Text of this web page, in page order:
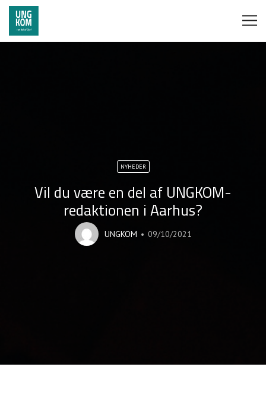
NYHEDER
Vil du være en del af UNGKOM-
redaktionen i Aarhus?
UNGKOM 09/10/2021